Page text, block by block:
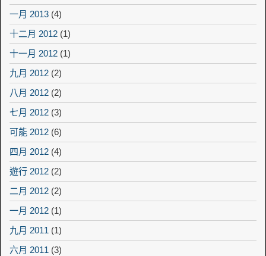
一月 2013 (4)
十二月 2012 (1)
十一月 2012 (1)
九月 2012 (2)
八月 2012 (2)
七月 2012 (3)
可能 2012 (6)
四月 2012 (4)
遊行 2012 (2)
二月 2012 (2)
一月 2012 (1)
九月 2011 (1)
六月 2011 (3)